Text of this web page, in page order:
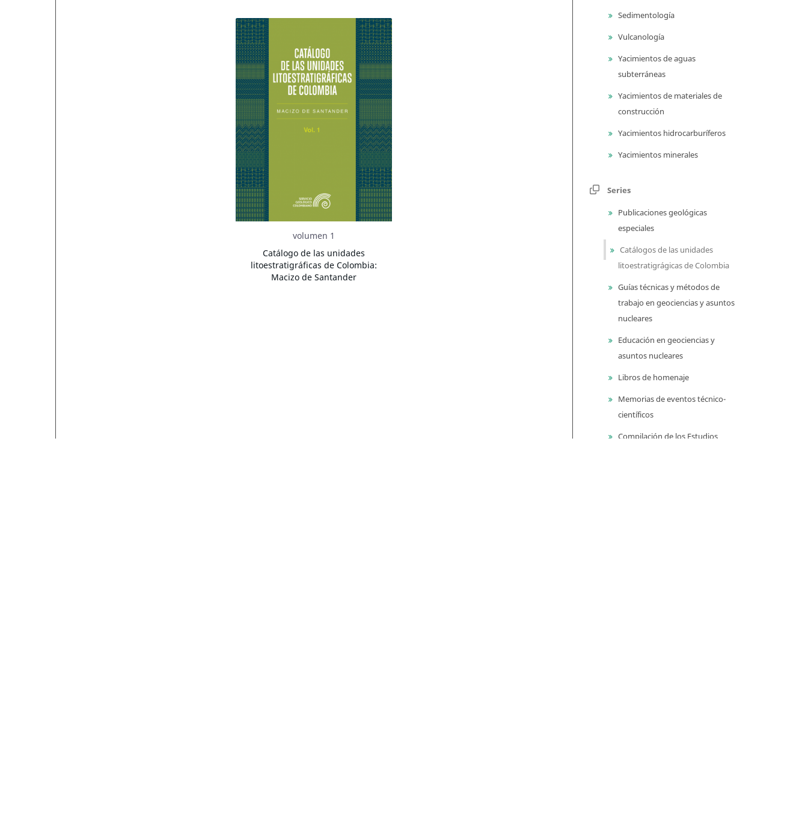
volumen 1
Catálogo de las unidades
litoestratigráficas de Colombia:
Macizo de Santander
Sedimentología
Vulcanología
Yacimientos de aguas
subterráneas
Yacimientos de materiales de
construcción
Yacimientos hidrocarburíferos
Yacimientos minerales
Series
Publicaciones geológicas
especiales
Catálogos de las unidades
litoestratigrágicas de Colombia
Guías técnicas y métodos de
trabajo en geociencias y asuntos
nucleares
Educación en geociencias y
asuntos nucleares
Libros de homenaje
Memorias de eventos técnico-
científicos
Compilación de los Estudios